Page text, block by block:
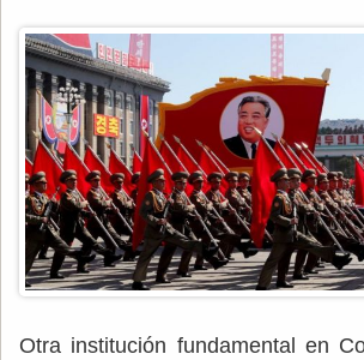
Otra institución fundamental en